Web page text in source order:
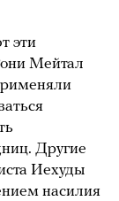
эти
Мейтал
Другие
Иехуды
насилия